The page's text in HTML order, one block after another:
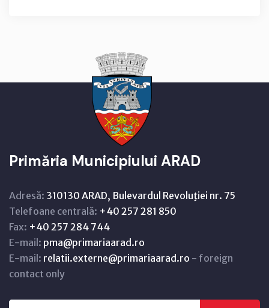
Primăria Municipiului ARAD
Adresă: 310130 ARAD, Bulevardul Revoluţiei nr. 75
Telefoane centrală: +40 257 281 850
Fax: +40 257 284 744
E-mail: pma@primariaarad.ro
E-mail: relatii.externe@primariaarad.ro - foreign
contact only